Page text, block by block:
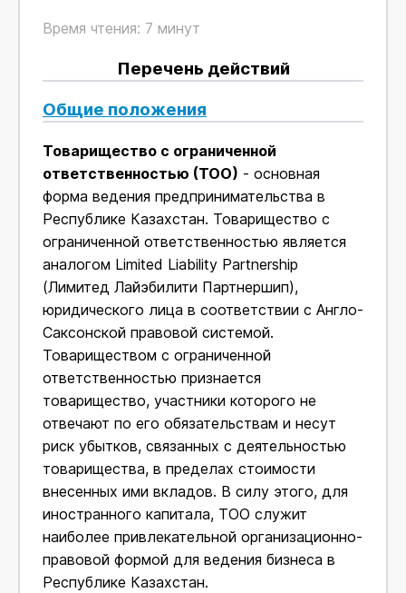
Время чтения: 7 минут
Перечень действий
Общие положения
Товарищество с ограниченной
ответственностью (ТОО) - основная
форма ведения предпринимательства в
Республике Казахстан. Товарищество с
ограниченной ответственностью является
аналогом Limited Liability Partnership
(Лимитед Лайэбилити Партнершип),
юридического лица в соответствии с Англо-
Саксонской правовой системой.
Товариществом с ограниченной
ответственностью признается
товарищество, участники которого не
отвечают по его обязательствам и несут
риск убытков, связанных с деятельностью
товарищества, в пределах стоимости
внесенных ими вкладов. В силу этого, для
иностранного капитала, ТОО служит
наиболее привлекательной организационно-
правовой формой для ведения бизнеса в
Республике Казахстан.